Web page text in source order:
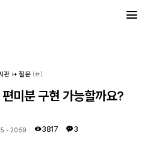
판 질문 ( )
미분 구현 가능할까요?
- 20:59 3817 3